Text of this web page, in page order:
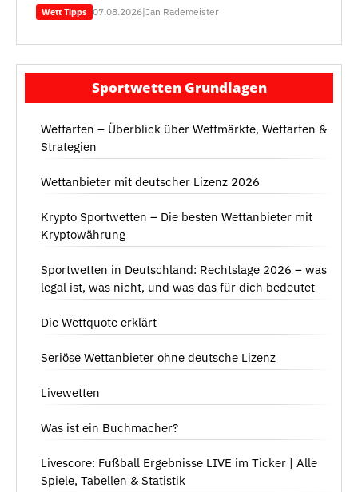
Wett Tipps 07.08.2026|Jan Rademeister
Sportwetten Grundlagen
Wettarten – Überblick über Wettmärkte, Wettarten &
Strategien
Wettanbieter mit deutscher Lizenz 2026
Krypto Sportwetten – Die besten Wettanbieter mit
Kryptowährung
Sportwetten in Deutschland: Rechtslage 2026 – was
legal ist, was nicht, und was das für dich bedeutet
Die Wettquote erklärt
Seriöse Wettanbieter ohne deutsche Lizenz
Livewetten
Was ist ein Buchmacher?
Livescore: Fußball Ergebnisse LIVE im Ticker | Alle
Spiele, Tabellen & Statistik